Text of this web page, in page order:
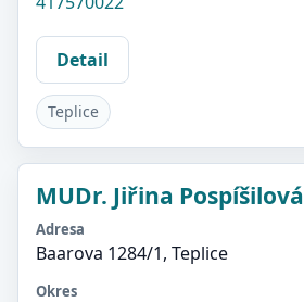
Detail
Teplice
MUDr. Jiřina Pospíšilová
Adresa
Baarova 1284/1, Teplice
Okres